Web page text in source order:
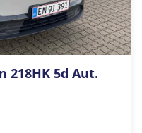
218HK 5d Aut.